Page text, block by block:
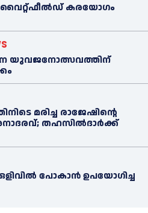
കരയോഗം
യുവജനോത്സവത്തിന്
മരിച്ച രാജേഷിന്റെ
തഹസിൽദാർക്ക്
പോകാന്‍ ഉപയോഗിച്ച